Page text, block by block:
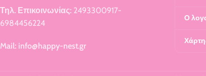
Τηλ. Επικοινωνίας: 2493300917-
6984456224
Mail: info@happy-nest.gr
Ο